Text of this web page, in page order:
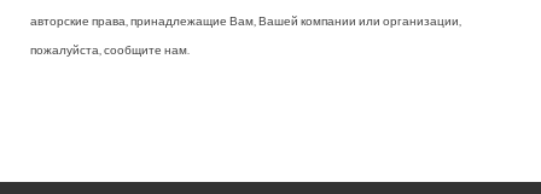
авторские права, принадлежащие Вам, Вашей компании или организации,
пожалуйста, сообщите нам.